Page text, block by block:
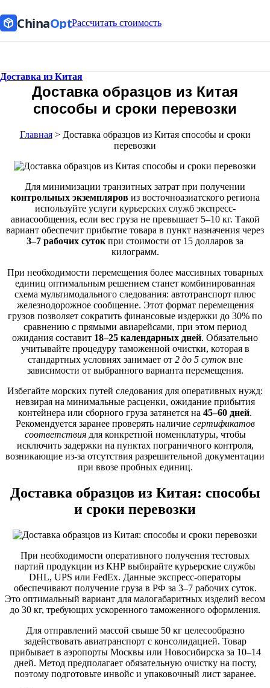
ChinaOptРассчитать стоимость
Доставка из Китая
Доставка образцов из Китая
способы и сроки перевозки
Главная> Доставка образцов из Китая способы и сроки
перевозки
Для минимизации транзитных затрат при получении
контрольных экземпляровиз восточноазиатского региона
используйте услуги курьерских служб экспресс-
авиасообщения, если вес груза не превышает 5–10 кг. Такой
вариант обеспечит прибытие товара в пункт назначения через
3–7 рабочих суток при стоимости от 15 долларов за
килограмм.
При необходимости перемещения более массивных товарных
единиц оптимальным решением станет комбинированная
схема мультимодального следования: автотранспорт плюс
железнодорожное сообщение. Этот формат перемещения
грузов позволяет сократить финансовые издержки до 30% по
сравнению с прямыми авиарейсами, при этом период
ожидания составит 18–25 календарных дней. Обязательно
учитывайте процедуру таможенной очистки, которая в
стандартных условиях занимает от 2 до 5 сутоквне
зависимости от выбранного варианта перемещения.
Избегайте морских путей следования для оперативных нужд:
невзирая на минимальные расценки, ожидание прибытия
контейнера или сборного груза затянется на 45–60 дней.
Рекомендуется заранее проверять наличие сертификатов
соответствиядля конкретной номенклатуры, чтобы
исключить задержки на пунктах пограничного контроля,
возникающие из-за отсутствия разрешительной документации
при ввозе пробных единиц.
Доставка образцов из Китая: способы
и сроки перевозки
При необходимости оперативного получения тестовых
партий продукции из КНР выбирайте курьерские службы
DHL, UPS или FedEx. Данные экспресс-операторы
обеспечивают получение груза в РФ за 3–7 рабочих суток.
Это оптимальный вариант для малогабаритных изделий весом
до 30 кг, требующих ускоренного таможенного оформления.
Для отправлений массой свыше 50 кг целесообразно
задействовать авиатранспорт с консолидацией. Товар
прибывает в аэропорты Москвы или Новосибирска за 10–14
дней. Метод предполагает обязательную очистку на посту,
поэтому подготовьте инвойс и упаковочный лист заранее.